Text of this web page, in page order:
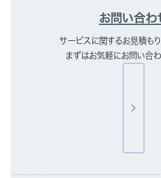
お問い合わ
サービスに関するお見積もり
まずはお気軽にお問い合わ